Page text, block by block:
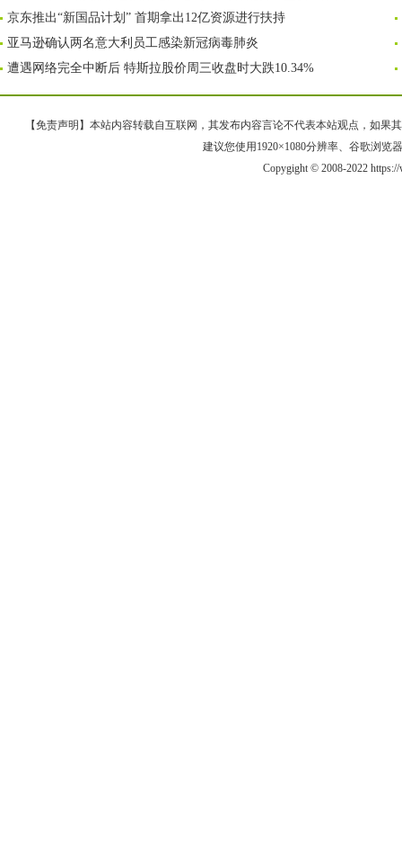
京东推出“新国品计划” 首期拿出12亿资源进行扶持
亚马逊确认两名意大利员工感染新冠病毒肺炎
遭遇网络完全中断后 特斯拉股价周三收盘时大跌10.34%
【免责声明】本站内容转载自互联网，其发布内容言论不代表本站观点，如果
建议您使用1920×1080分辨率、谷歌浏览
Copygight © 2008-2022